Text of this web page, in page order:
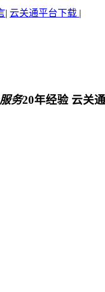
| 云关通平台下载 |
务20年经验 云关